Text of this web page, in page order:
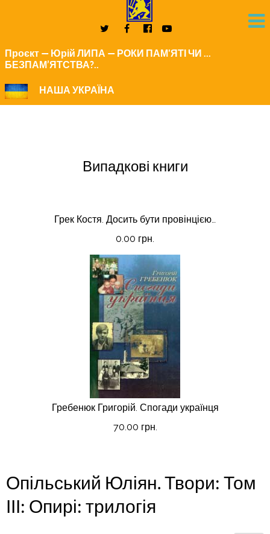
Проєкт — Юрій ЛИПА — РОКИ ПАМ'ЯТІ ЧИ ...
БЕЗПАМ’ЯТСТВА?..
НАША УКРАЇНА
Випадкові книги
Грек Костя. Досить бути провінцією…
0.00 грн.
Гребенюк Григорій. Спогади українця
70.00 грн.
Опільський Юліян. Твори: Том
ІІІ: Опирі: трилогія